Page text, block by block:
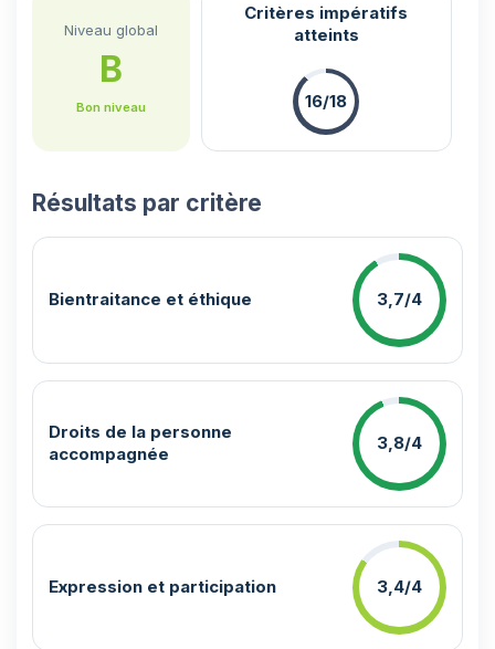
Niveau global
B
Bon niveau
Critères impératifs
atteints
16/18
Résultats par critère
Bientraitance et éthique 3,7/4
Droits de la personne
accompagnée
3,8/4
Expression et participation 3,4/4